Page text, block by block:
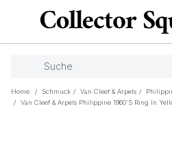
Home / Schmuck / Van Cleef & Arpels /
/
Van Cleef & Arpels Philippine 1960's Ring In